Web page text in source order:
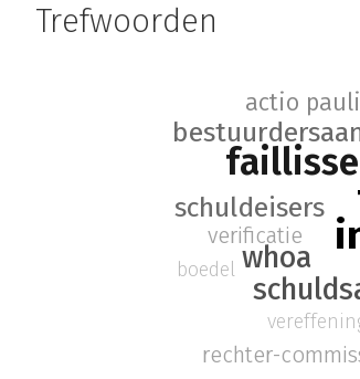
Trefwoorden
whoa
schuldeisers
actio
verificatie
boedel
rechter-